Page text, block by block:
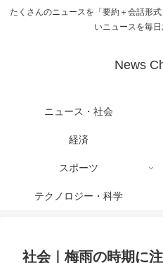
たくさんのニュースを「要約＋会話形
いニュースを毎日
News
ニュース・社会
経済
スポーツ
テクノロジー・科学
社会｜梅雨の時期に